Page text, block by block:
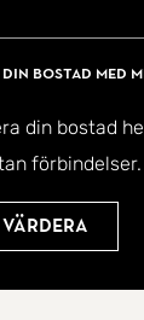
bostad med
din bostad
förbindelser.
Värdera